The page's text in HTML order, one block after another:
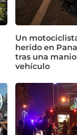
Un
herido en
tras una
vehículo